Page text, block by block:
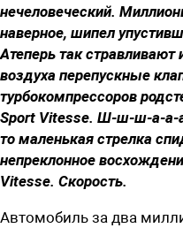
нечеловеческий.
наверное, шипел
Атеперь так
воздуха перепускные
турбокомпрессоров
Sport Vitesse. Ш-ш-ш-а-а-
то маленькая стрелка
непреклонное
Vitesse. Скорость.
Автомобиль за два